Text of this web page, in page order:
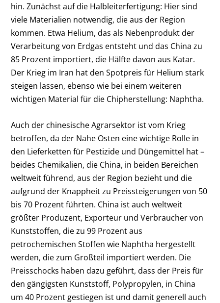
hin. Zunächst auf die Halbleiterfertigung: Hier sind
viele Materialien notwendig, die aus der Region
kommen. Etwa Helium, das als Nebenprodukt der
Verarbeitung von Erdgas entsteht und das China zu
85 Prozent importiert, die Hälfte davon aus Katar.
Der Krieg im Iran hat den Spotpreis für Helium stark
steigen lassen, ebenso wie bei einem weiteren
wichtigen Material für die Chipherstellung: Naphtha.
Auch der chinesische Agrarsektor ist vom Krieg
betroffen, da der Nahe Osten eine wichtige Rolle in
den Lieferketten für Pestizide und Düngemittel hat –
beides Chemikalien, die China, in beiden Bereichen
weltweit führend, aus der Region bezieht und die
aufgrund der Knappheit zu Preissteigerungen von 50
bis 70 Prozent führten. China ist auch weltweit
größter Produzent, Exporteur und Verbraucher von
Kunststoffen, die zu 99 Prozent aus
petrochemischen Stoffen wie Naphtha hergestellt
werden, die zum Großteil importiert werden. Die
Preisschocks haben dazu geführt, dass der Preis für
den gängigsten Kunststoff, Polypropylen, in China
um 40 Prozent gestiegen ist und damit generell auch